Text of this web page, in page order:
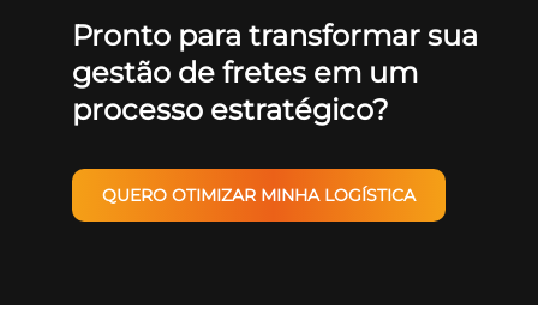
Pronto para transformar sua
gestão de fretes em um
processo estratégico?
QUERO OTIMIZAR MINHA LOGÍSTICA